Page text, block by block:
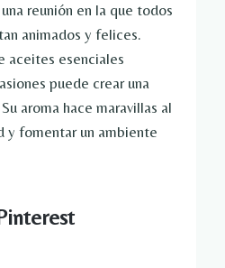
reunión en la que todos
animados y felices.
aceites esenciales
puede crear una
aroma hace maravillas al
y fomentar un ambiente